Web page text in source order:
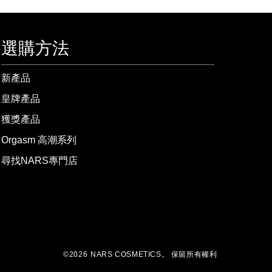
選購方法
新產品
皇牌產品
獲獎產品
Orgasm 高潮系列
尋找NARS專門店
©2026 NARS COSMETICS。 保留所有權利